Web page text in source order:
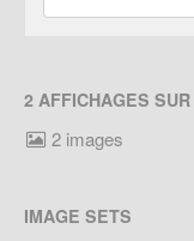
2 AFFICHAGES SUR
2 images
IMAGE SETS